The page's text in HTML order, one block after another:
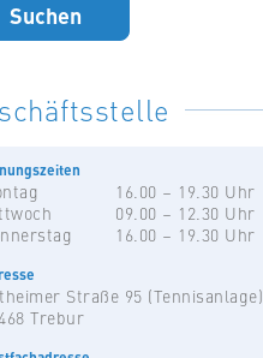
16.00 – 19.30 Uhr
09.00 – 12.30 Uhr
16.00 – 19.30 Uhr
Straße 95 (Tennisanlage)
Trebur